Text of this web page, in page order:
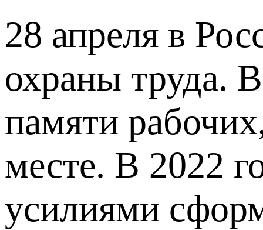
28 апреля в
охраны труда.
памяти
месте. В 2022
усилиями